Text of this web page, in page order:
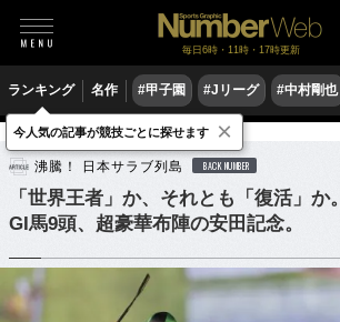
毎日6時・11時・17時更新
ランキング 名作 #甲子園 #Jリーグ #中村剛也
競馬
沸騰！ 日本サラブ列島 BACK NUMBER
「世界王者」か、それとも「復活」か。
GI馬9頭、超豪華布陣の安田記念。
今人気の記事が競技ごとに探せます ×